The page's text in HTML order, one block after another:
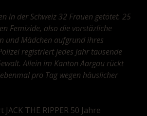
in der Schweiz 32 Frauen getötet. 25
Femizide, also die vorstäzliche
und Mädchen aufgrund ihres
registriert jedes Jahr tausende
Allein im Kanton Aargau rückt
pro Tag wegen häuslicher
THE RIPPER 50 Jahre